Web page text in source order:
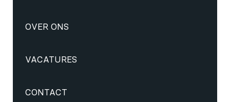
OVER ONS
VACATURES
CONTACT